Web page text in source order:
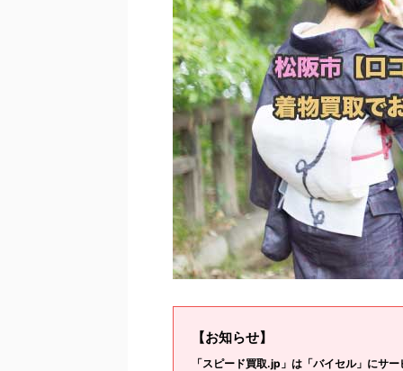
【お知らせ】
「スピード買取.jp」は「バイセル」にサ